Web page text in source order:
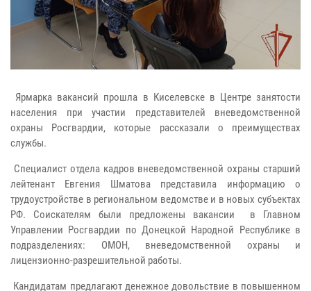
Ярмарка вакансий прошла в Киселевске в Центре занятости
населения при участии представителей вневедомственной
охраны Росгвардии, которые рассказали о преимуществах
службы.
Специалист отдела кадров вневедомственной охраны старший
лейтенант Евгения Шматова представила информацию о
трудоустройстве в региональном ведомстве и в новых субъектах
РФ. Соискателям были предложены вакансии в Главном
Управлении Росгвардии по Донецкой Народной Республике в
подразделениях: ОМОН, вневедомственной охраны и
лицензионно-разрешительной работы.
Кандидатам предлагают денежное довольствие в повышенном